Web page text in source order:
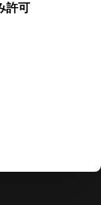
許可
ュー